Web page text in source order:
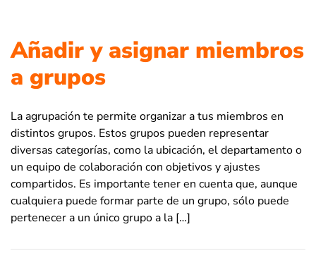
Añadir y asignar miembros
a grupos
La agrupación te permite organizar a tus miembros en
distintos grupos. Estos grupos pueden representar
diversas categorías, como la ubicación, el departamento o
un equipo de colaboración con objetivos y ajustes
compartidos. Es importante tener en cuenta que, aunque
cualquiera puede formar parte de un grupo, sólo puede
pertenecer a un único grupo a la […]